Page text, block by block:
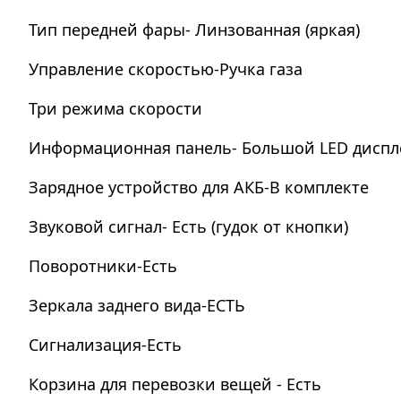
Тип передней фары- Линзованная (яркая)
Управление скоростью-Ручка газа
Три режима скорости
Информационная панель- Большой LED
Зарядное устройство для АКБ-В комплекте
Звуковой сигнал- Есть (гудок от кнопки)
Поворотники-Есть
Зеркала заднего вида-ЕСТЬ
Сигнализация-Есть
Корзина для перевозки вещей - Есть